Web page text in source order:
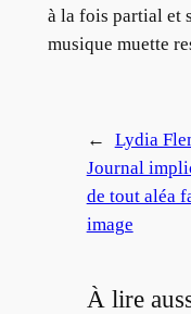
à la fois partial et
musique muette
←
Lydia
Journal
de tout aléa
image
À lire